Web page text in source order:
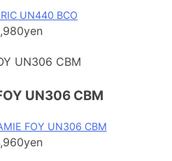
UN440 BCO
UN306 CBM
FOY UN306 CBM